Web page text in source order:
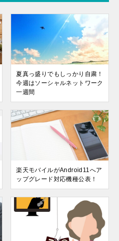
夏真っ盛りでもしっかり自粛！
今週はソーシャルネットワーク
一週間
楽天モバイルがAndroid11へア
ップグレード対応機種公表！